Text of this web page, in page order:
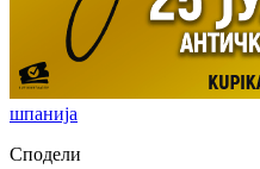
шпанија
Сподели